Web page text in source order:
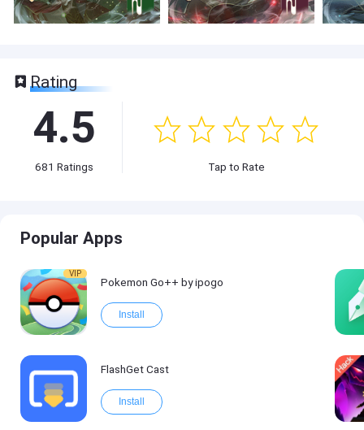
Rating
4.5
681 Ratings Tap to Rate
Popular Apps
VIP
Pokemon Go++ by ipogo
Install
FlashGet Cast
Install